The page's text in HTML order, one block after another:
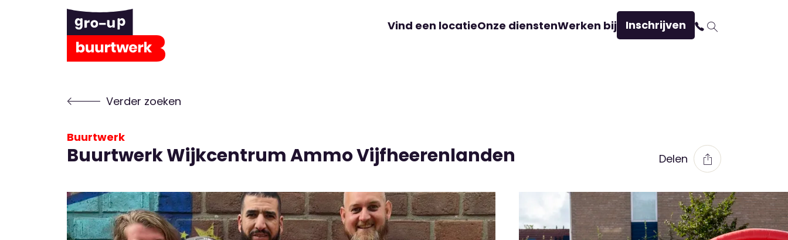
Vind een locatieOnze dienstenWerken bij Inschrijven
Verder zoeken
Buurtwerk
Buurtwerk Wijkcentrum Ammo Vijfheerenlanden Delen